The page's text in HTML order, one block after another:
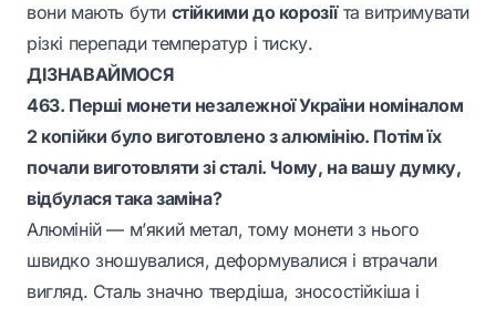
вони мають бути стійкими до корозіїта витримувати
різкі перепади температур і тиску.
ДІЗНАВАЙМОСЯ
463. Перші монети незалежної України номіналом
2 копійки було виготовлено з алюмінію. Потім їх
почали виготовляти зі сталі. Чому, на вашу думку,
відбулася така заміна?
Алюміній — м’який метал, тому монети з нього
швидко зношувалися, деформувалися і втрачали
вигляд. Сталь значно твердіша, зносостійкіша і